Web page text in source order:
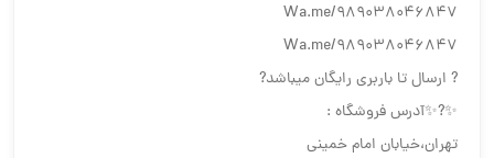
Wa.me/989038046847
Wa.me/989038046847
? ارسال تا باربری رایگان میباشد?
✨?✨آدرس فروشگاه :
تهران،خیابان امام خمینی